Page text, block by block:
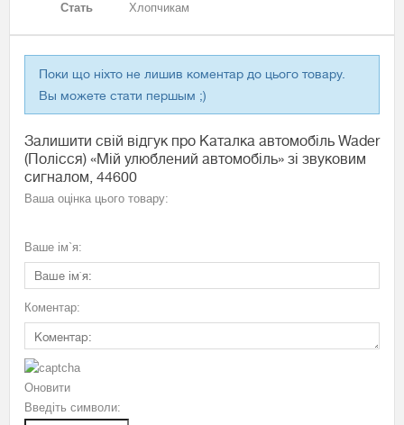
Стать
Хлопчикам
Поки що ніхто не лишив коментар до цього товару.
Вы можете стати першым ;)
Залишити свій відгук про Каталка автомобіль Wader
(Полісся) «Мій улюблений автомобіль» зі звуковим
сигналом, 44600
Ваша оцінка цього товару:
Ваше ім`я:
Коментар:
Оновити
Введіть символи: